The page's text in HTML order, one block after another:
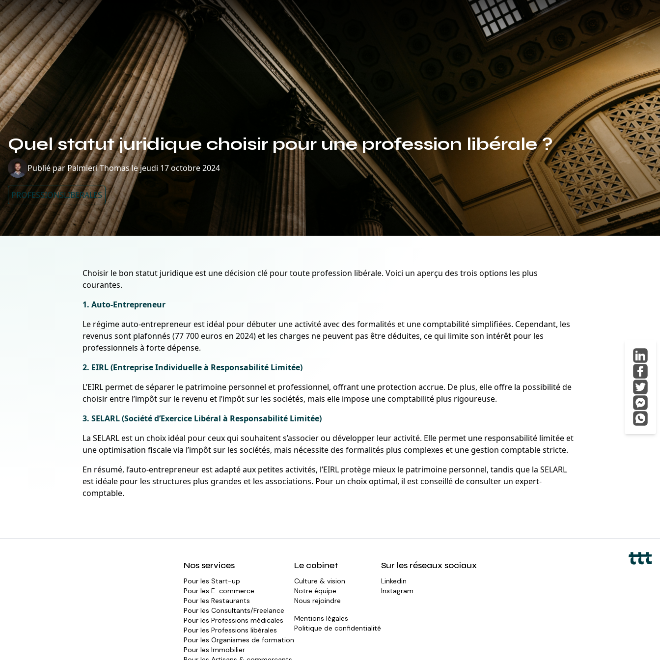
Quel statut juridique choisir pour une profession libérale ?
Publié parPalmieri Thomaslejeudi 17 octobre 2024
PROFESSIONSLIBERALES
Choisir le bon statut juridique est une décision clé pour toute profession libérale. Voici un aperçu des trois options les plus
courantes.
1. Auto-Entrepreneur
Le régime auto-entrepreneur est idéal pour débuter une activité avec des formalités et une comptabilité simplifiées. Cependant, les
revenus sont plafonnés (77 700 euros en 2024) et les charges ne peuvent pas être déduites, ce qui limite son intérêt pour les
professionnels à forte dépense.
2. EIRL (Entreprise Individuelle à Responsabilité Limitée)
L’EIRL permet de séparer le patrimoine personnel et professionnel, offrant une protection accrue. De plus, elle offre la possibilité de
choisir entre l’impôt sur le revenu et l’impôt sur les sociétés, mais elle impose une comptabilité plus rigoureuse.
3. SELARL (Société d’Exercice Libéral à Responsabilité Limitée)
La SELARL est un choix idéal pour ceux qui souhaitent s’associer ou développer leur activité. Elle permet une responsabilité limitée et
une optimisation fiscale via l’impôt sur les sociétés, mais nécessite des formalités plus complexes et une gestion comptable stricte.
En résumé, l’auto-entrepreneur est adapté aux petites activités, l’EIRL protège mieux le patrimoine personnel, tandis que la SELARL
est idéale pour les structures plus grandes et les associations. Pour un choix optimal, il est conseillé de consulter un expert-
comptable.
Nos services
Pour les Start-up
Pour les E-commerce
Pour les Restaurants
Pour les Consultants/Freelance
Pour les Professions médicales
Pour les Professions libérales
Pour les Organismes de formation
Pour les Immobilier
Le cabinet
Culture & vision
Notre équipe
Nous rejoindre
Mentions légales
Politique de confidentialité
Sur les réseaux sociaux
Linkedin
Instagram